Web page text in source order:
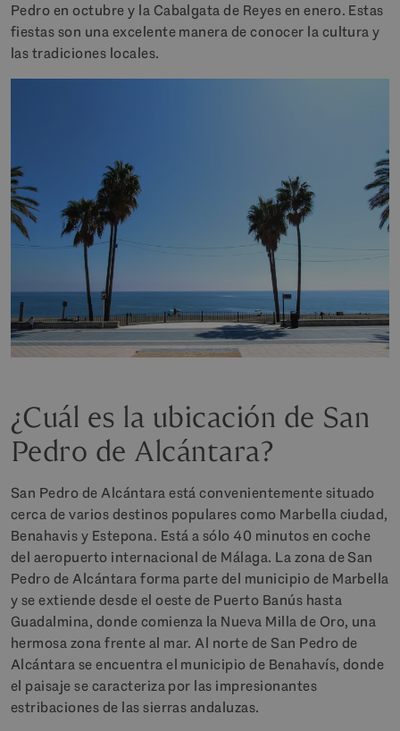
Pedro en octubre y la Cabalgata de Reyes en enero. Estas
fiestas son una excelente manera de conocer la cultura y
las tradiciones locales.
¿Cuál es la ubicación de San
Pedro de Alcántara?
San Pedro de Alcántara está convenientemente situado
cerca de varios destinos populares como Marbella ciudad,
Benahavis y Estepona. Está a sólo 40 minutos en coche
del aeropuerto internacional de Málaga. La zona de San
Pedro de Alcántara forma parte del municipio de Marbella
y se extiende desde el oeste de Puerto Banús hasta
Guadalmina, donde comienza la Nueva Milla de Oro, una
hermosa zona frente al mar. Al norte de San Pedro de
Alcántara se encuentra el municipio de Benahavís, donde
el paisaje se caracteriza por las impresionantes
estribaciones de las sierras andaluzas.